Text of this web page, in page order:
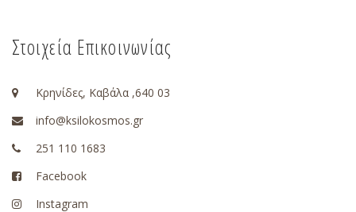
Στοιχεία Επικοινωνίας
Κρηνίδες, Καβάλα ,640 03
info@ksilokosmos.gr
251 110 1683
Facebook
Instagram